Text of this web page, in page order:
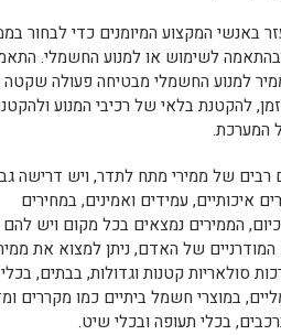
באנשי המקצוע המיומנים כדי לבחור
לשימוש או למנוע החשמלי.
למנוע החשמלי מבטיחה פעולה שקטה
להקטנת בלאי של רכיבי המנוע
המערכת.
רבים של ממירי מתח לתדר, ויש דרישה
איכותיים, עמידים ואמינים, במחירים
הממירים נמצאים בכל מקום ויש
המודרניים של האדם, ניתן למצוא את
סולאריות קטנות וגדולות, בבתים, בכלי
במוצרי חשמל ביתיים כמו מקררים
בכלי תעופה ובכלי שיט.